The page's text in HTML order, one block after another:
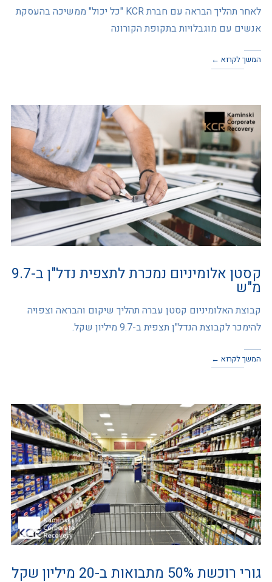
לאחר תהליך הבראה עם חברת KCR "כל יכול" ממשיכה בהעסקת
אנשים עם מוגבלויות בתקופת הקורונה
המשך לקרוא ←
קסטן אלומיניום נמכרת לתצפית נדל"ן ב-9.7
מ"ש
קבוצת האלומיניום קסטן עברה תהליך שיקום והבראה וצפויה
להימכר לקבוצת הנדל"ן תצפית ב-9.7 מיליון שקל.
המשך לקרוא ←
גורי רוכשת 50% מתבואות ב-20 מיליון שקל